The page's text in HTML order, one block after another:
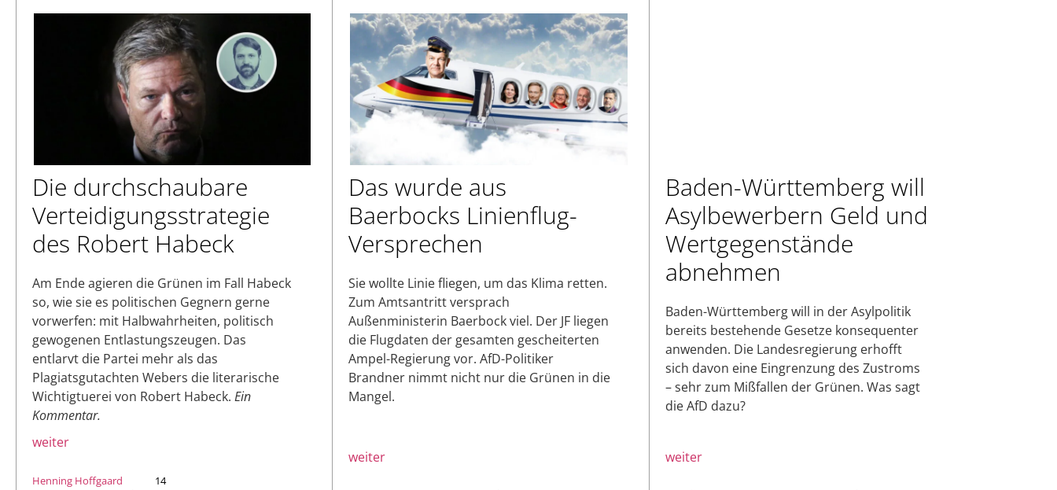
Die durchschaubare
Verteidigungsstrategie
des Robert Habeck
Am Ende agieren die Grünen im Fall Habeck
so, wie sie es politischen Gegnern gerne
vorwerfen: mit Halbwahrheiten, politisch
gewogenen Entlastungszeugen. Das
entlarvt die Partei mehr als das
Plagiatsgutachten Webers die literarische
Wichtigtuerei von Robert Habeck. Ein
Kommentar.
weiter
Henning Hoffgaard
14
Das wurde aus
Baerbocks Linienflug-
Versprechen
Sie wollte Linie fliegen, um das Klima retten.
Zum Amtsantritt versprach
Außenministerin Baerbock viel. Der JF liegen
die Flugdaten der gesamten gescheiterten
Ampel-Regierung vor. AfD-Politiker
Brandner nimmt nicht nur die Grünen in die
Mangel.
weiter
Baden-Württemberg will
Asylbewerbern Geld und
Wertgegenstände
abnehmen
Baden-Württemberg will in der Asylpolitik
bereits bestehende Gesetze konsequenter
anwenden. Die Landesregierung erhofft
sich davon eine Eingrenzung des Zustroms
– sehr zum Mißfallen der Grünen. Was sagt
die AfD dazu?
weiter